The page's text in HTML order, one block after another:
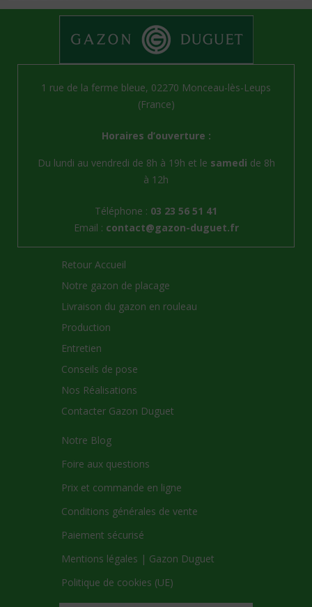
1 rue de la ferme bleue, 02270 Monceau-lès-Leups
(France)
Horaires d’ouverture :
Du lundi au vendredi de 8h à 19h et le samedi de 8h
à 12h
Téléphone : 03 23 56 51 41
Email : contact@gazon-duguet.fr
Retour Accueil
Notre gazon de placage
Livraison du gazon en rouleau
Production
Entretien
Conseils de pose
Nos Réalisations
Contacter Gazon Duguet
Notre Blog
Foire aux questions
Prix et commande en ligne
Conditions générales de vente
Paiement sécurisé
Mentions légales | Gazon Duguet
Politique de cookies (UE)